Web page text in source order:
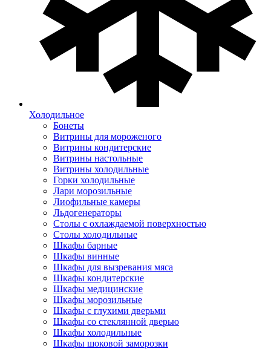
Холодильное
Бонеты
Витрины для мороженого
Витрины кондитерские
Витрины настольные
Витрины холодильные
Горки холодильные
Лари морозильные
Лиофильные камеры
Льдогенераторы
Столы с охлаждаемой поверхностью
Столы холодильные
Шкафы барные
Шкафы винные
Шкафы для вызревания мяса
Шкафы кондитерские
Шкафы медицинские
Шкафы морозильные
Шкафы с глухими дверьми
Шкафы со стеклянной дверью
Шкафы холодильные
Шкафы шоковой заморозки